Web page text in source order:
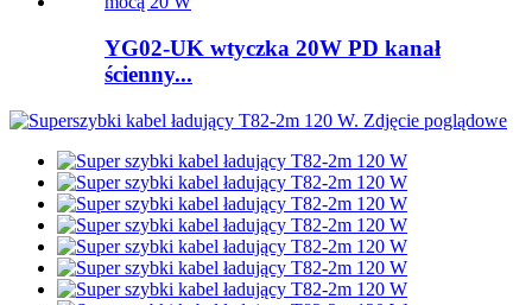
YG02-UK wtyczka 20W PD kanał
ścienny...